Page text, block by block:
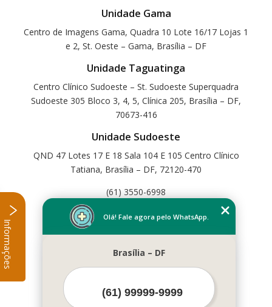
Unidade Gama
Centro de Imagens Gama, Quadra 10 Lote 16/17 Lojas 1
e 2, St. Oeste – Gama, Brasília – DF
Unidade Taguatinga
Centro Clínico Sudoeste – St. Sudoeste Superquadra
Sudoeste 305 Bloco 3, 4, 5, Clínica 205, Brasília – DF,
70673-416
Unidade Sudoeste
QND 47 Lotes 17 E 18 Sala 104 E 105 Centro Clínico
Tatiana, Brasília – DF, 72120-470
(61) 3550-6998
Home
Serviços
Contato
Mais Serviços
Olá! Fale agora pelo WhatsApp.
Brasília – DF
Informações